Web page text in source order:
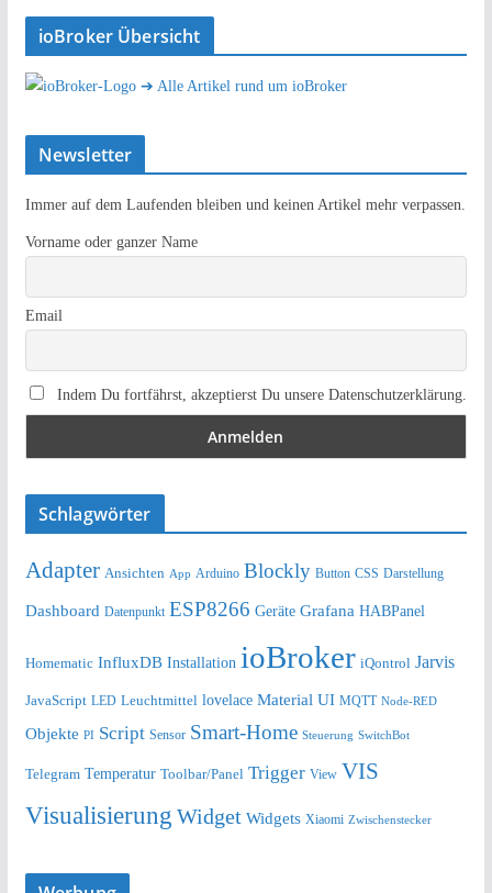
ioBroker Übersicht
➔ Alle Artikel rund um ioBroker
Newsletter
Immer auf dem Laufenden bleiben und keinen Artikel mehr verpassen.
Vorname oder ganzer Name
Email
Indem Du fortfährst, akzeptierst Du unsere Datenschutzerklärung.
Schlagwörter
Adapter Ansichten App Arduino Blockly Button CSS Darstellung
Dashboard Datenpunkt ESP8266 Geräte Grafana HABPanel
Homematic InfluxDB Installation ioBroker iQontrol Jarvis
JavaScript LED Leuchtmittel lovelace Material UI MQTT Node-RED
Objekte PI Script Sensor Smart-Home Steuerung SwitchBot
Telegram Temperatur Toolbar/Panel Trigger View VIS
Visualisierung Widget Widgets Xiaomi Zwischenstecker